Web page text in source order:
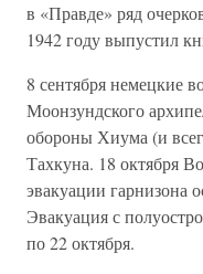
в «Правде» ряд
1942 году выпустил
8 сентября немецкие
Моонзундского
обороны Хиума (и
Тахкуна. 18 октября
эвакуации гарнизона
Эвакуация с
по 22 октября.